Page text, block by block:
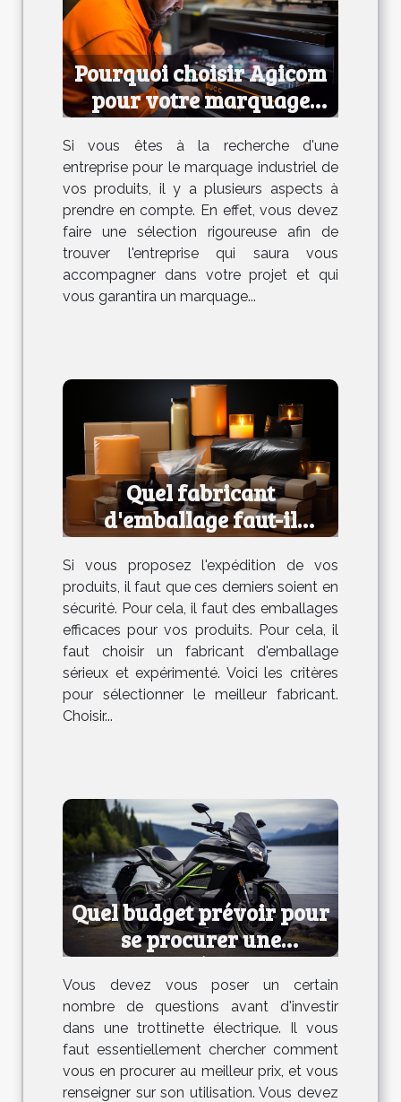
Pourquoi choisir Agicom
pour votre marquage
industriel ?
Si vous êtes à la recherche d'une
entreprise pour le marquage industriel de
vos produits, il y a plusieurs aspects à
prendre en compte. En effet, vous devez
faire une sélection rigoureuse afin de
trouver l'entreprise qui saura vous
accompagner dans votre projet et qui
vous garantira un marquage...
Quel fabricant
d'emballage faut-il
choisir ?
Si vous proposez l'expédition de vos
produits, il faut que ces derniers soient en
sécurité. Pour cela, il faut des emballages
efficaces pour vos produits. Pour cela, il
faut choisir un fabricant d'emballage
sérieux et expérimenté. Voici les critères
pour sélectionner le meilleur fabricant.
Choisir...
Quel budget prévoir pour
se procurer une
trottinette électrique ?
Vous devez vous poser un certain
nombre de questions avant d'investir
dans une trottinette électrique. Il vous
faut essentiellement chercher comment
vous en procurer au meilleur prix, et vous
renseigner sur son utilisation. Vous devez